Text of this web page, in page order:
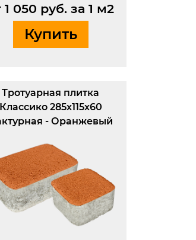
1 050 руб. за 1 м2
Купить
Тротуарная плитка
Классико 285х115х60
- Оранжевый